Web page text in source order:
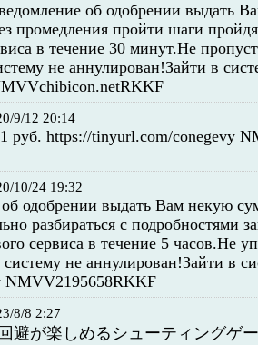
об одобрении выдать
промедления пройти шаги
в течение 30 минут.Не
не аннулирован!Зайти в
9/12 20:14
руб. https://tinyurl.com/conegevy
10/24 19:32
одобрении выдать Вам некую
разбираться с подробностями
сервиса в течение 5 часов.Не
не аннулирован!Зайти в
NMVV2195658RKKF
8/8 2:27
避が楽しめるシューティングゲ